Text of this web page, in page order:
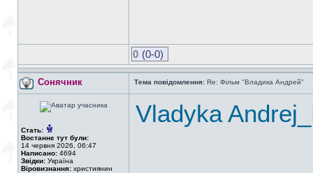
0 (0-0)
Сонячник Тема повідомлення: Re: Фільм "Владика Андрей"
Стать:
Востаннє тут були:
14 червня 2026, 06:47
Написано: 4694
Звідки: Україна
Віровизнання: християнин
Vladyka